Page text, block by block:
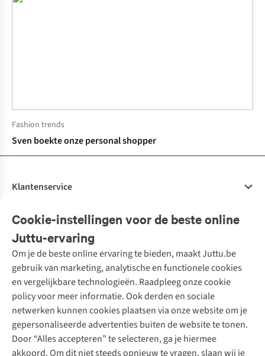
Fashion trends
Sven boekte onze personal shopper
Cookie-instellingen voor de beste online
Juttu-ervaring
Om je de beste online ervaring te bieden, maakt Juttu.be
gebruik van marketing, analytische en functionele cookies
en vergelijkbare technologieën. Raadpleeg onze cookie
policy voor meer informatie. Ook derden en sociale
netwerken kunnen cookies plaatsen via onze website om je
gepersonaliseerde advertenties buiten de website te tonen.
Door “Alles accepteren” te selecteren, ga je hiermee
akkoord. Om dit niet steeds opnieuw te vragen, slaan wij je
Klantenservice
Bestellen
Betalen
10% studentenkorting
Klarna - achteraf betalen
Levering
Retourneren
Bestelling herroepen
Garantie
Contact
Onze diensten
Tweedehands - ReJUsed
Kledingatelier
Personal shopping
Textielbox
Events / workshops
Juttu
Over ons
Juttu Friends
Inspiratie
Werken bij Juttu
Onze winkels
De wereld van Juttu
Merken
Nathalie Vleeschouwer
Selected dames
HKLiving
Meld je aan voor de nieuwsbrief